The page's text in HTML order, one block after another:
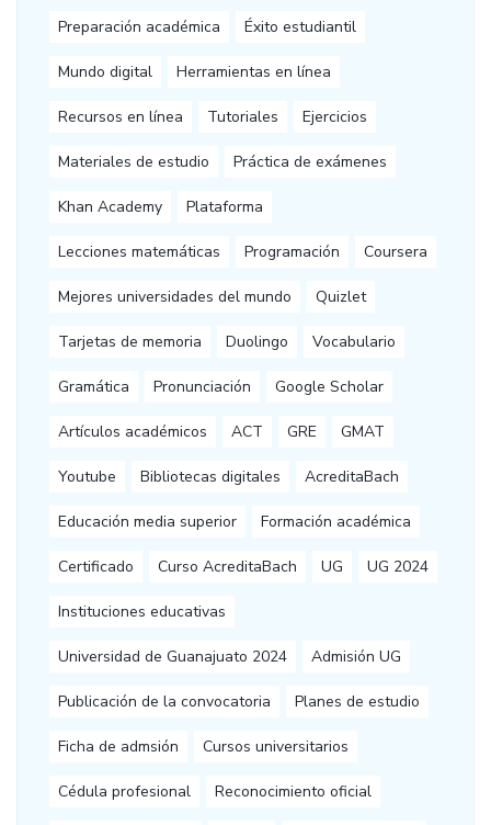
Preparación académica Éxito estudiantil
Mundo digital Herramientas en línea
Recursos en línea Tutoriales Ejercicios
Materiales de estudio Práctica de exámenes
Khan Academy Plataforma
Lecciones matemáticas Programación Coursera
Mejores universidades del mundo Quizlet
Tarjetas de memoria Duolingo Vocabulario
Gramática Pronunciación Google Scholar
Artículos académicos ACT GRE GMAT
Youtube Bibliotecas digitales AcreditaBach
Educación media superior Formación académica
Certificado Curso AcreditaBach UG UG 2024
Instituciones educativas
Universidad de Guanajuato 2024 Admisión UG
Publicación de la convocatoria Planes de estudio
Ficha de admsión Cursos universitarios
Cédula profesional Reconocimiento oficial